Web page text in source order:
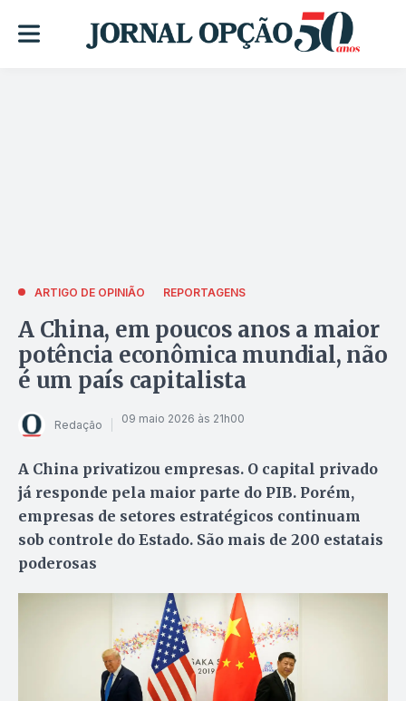
ARTIGO DE OPINIÃO REPORTAGENS
A China, em poucos anos a maior
potência econômica mundial, não
é um país capitalista
Redação 09 maio 2026 às 21h00
A China privatizou empresas. O capital privado
já responde pela maior parte do PIB. Porém,
empresas de setores estratégicos continuam
sob controle do Estado. São mais de 200 estatais
poderosas